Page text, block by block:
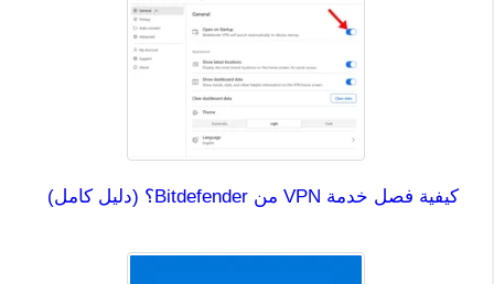
كيفية فصل خدمة VPN من Bitdefender؟ (دليل كامل)